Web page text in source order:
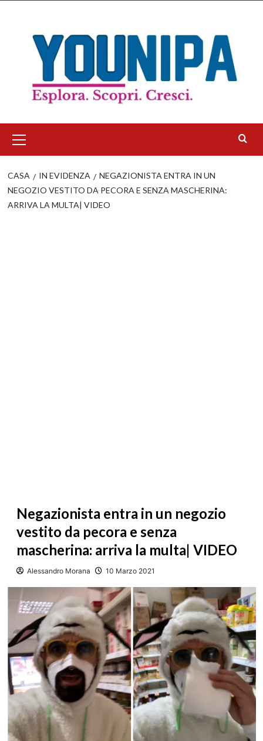
contenuto
principale
CASA IN EVIDENZA
NEGAZIONISTA ENTRA IN UN
NEGOZIO VESTITO DA PECORA E SENZA MASCHERINA:
ARRIVA LA MULTA| VIDEO
Negazionista entra in un negozio
vestito da pecora e senza
mascherina: arriva la multa| VIDEO
Alessandro Morana 10 Marzo 2021